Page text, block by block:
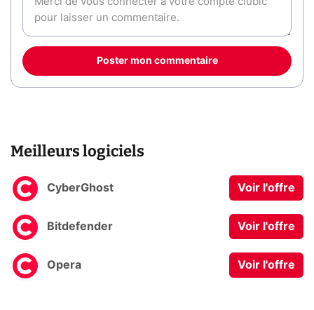
Poster mon commentaire
Meilleurs logiciels
CyberGhost Voir l'offre
Bitdefender Voir l'offre
Opera Voir l'offre